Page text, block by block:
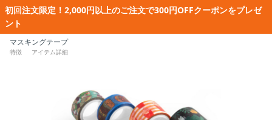
初回注文限定！2,000円以上のご注文で300円OFFクーポンをプレゼ
ント
マスキングテープ
特徴 アイテム詳細